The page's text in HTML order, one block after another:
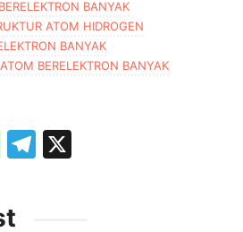
BANYAK
ATOM HIDROGEN
BANYAK
BERELEKTRON BANYAK
W
at
T